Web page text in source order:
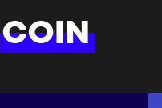
COIN